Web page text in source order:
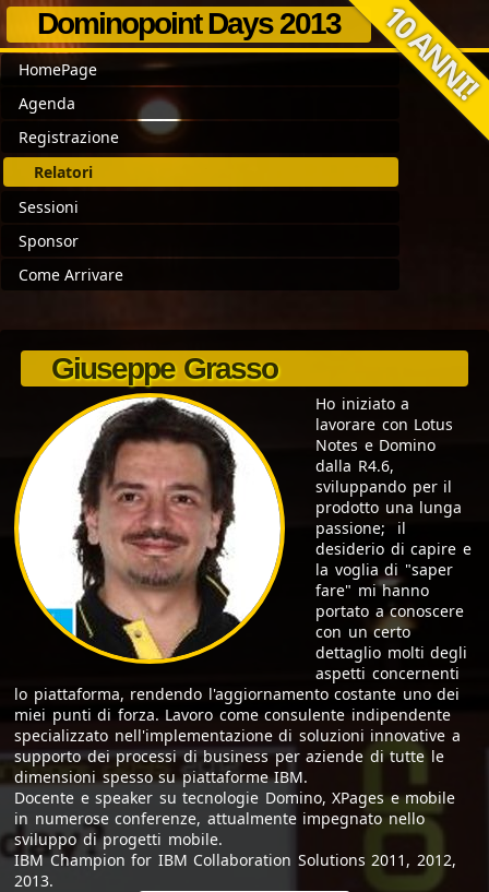
Dominopoint Days 2013
HomePage
Agenda
Registrazione
Relatori
Sessioni
Sponsor
Come Arrivare
Giuseppe Grasso
Ho iniziato a
lavorare con Lotus
Notes e Domino
dalla R4.6,
sviluppando per il
prodotto una lunga
passione; il
desiderio di capire e
la voglia di "saper
fare" mi hanno
portato a conoscere
con un certo
dettaglio molti degli
aspetti concernenti
lo piattaforma, rendendo l'aggiornamento costante uno dei
miei punti di forza. Lavoro come consulente indipendente
specializzato nell'implementazione di soluzioni innovative a
supporto dei processi di business per aziende di tutte le
dimensioni spesso su piattaforme IBM.
Docente e speaker su tecnologie Domino, XPages e mobile
in numerose conferenze, attualmente impegnato nello
sviluppo di progetti mobile.
IBM Champion for IBM Collaboration Solutions 2011, 2012,
2013.